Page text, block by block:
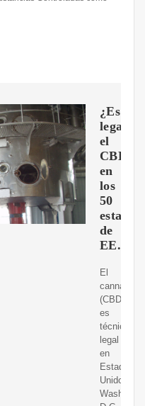
¿Es
legal
el
CBD
en
los
50
estados
de
El
cannabidiol
(CBD)
es
legal
en
Estados
Unidos,